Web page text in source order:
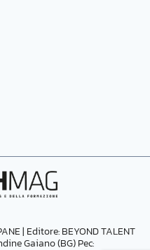
| Editore: BEYOND TALENT
Gaiano (BG) Pec: